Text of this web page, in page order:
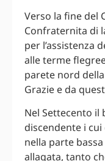
Verso la fine del
Confraternita di
per l’assistenza
alle terme
parete nord
Grazie e da
Nel Settecento il
discendente i
nella parte
allagata, tanto